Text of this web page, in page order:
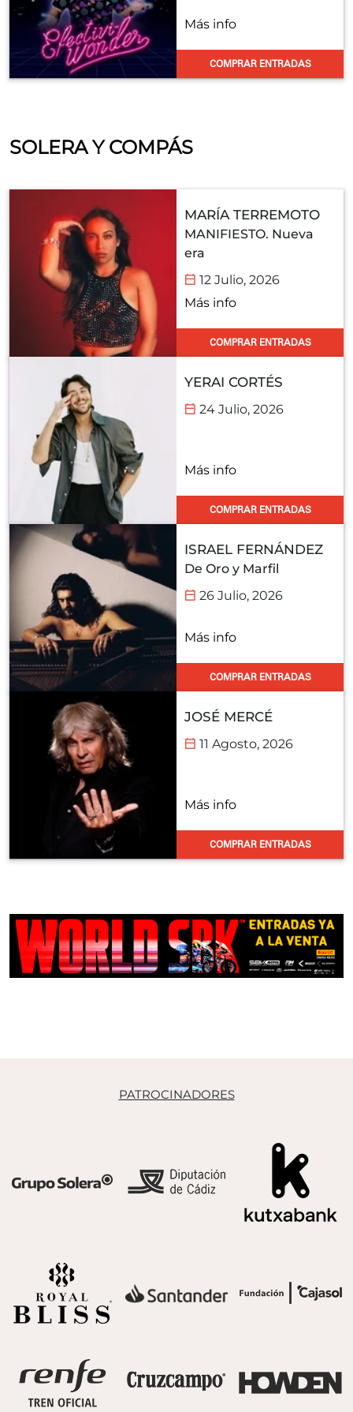
Más info
COMPRAR ENTRADAS
SOLERA Y COMPÁS
MARÍA TERREMOTO
MANIFIESTO. Nueva
era
12 Julio, 2026
Más info
COMPRAR ENTRADAS
YERAI CORTÉS
24 Julio, 2026
Más info
COMPRAR ENTRADAS
ISRAEL FERNÁNDEZ
De Oro y Marfil
26 Julio, 2026
Más info
COMPRAR ENTRADAS
JOSÉ MERCÉ
11 Agosto, 2026
Más info
COMPRAR ENTRADAS
PATROCINADORES